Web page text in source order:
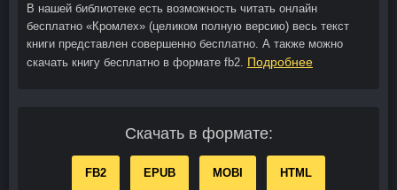
В нашей библиотеке есть возможность читать онлайн
бесплатно «Кромлех» (целиком полную версию) весь текст
книги представлен совершенно бесплатно. А также можно
скачать книгу бесплатно в формате fb2. Подробнее
Скачать в формате:
FB2 EPUB MOBI HTML